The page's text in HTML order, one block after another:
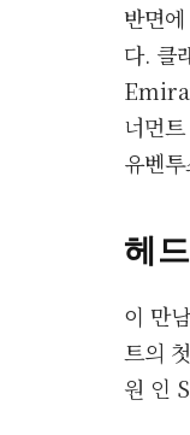
반면
다. 클
너먼
유벤
헤
이 만
트의
원 인